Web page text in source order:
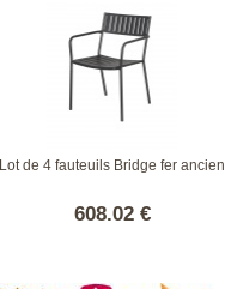
Lot de 4 fauteuils Bridge fer ancien
608.02 €